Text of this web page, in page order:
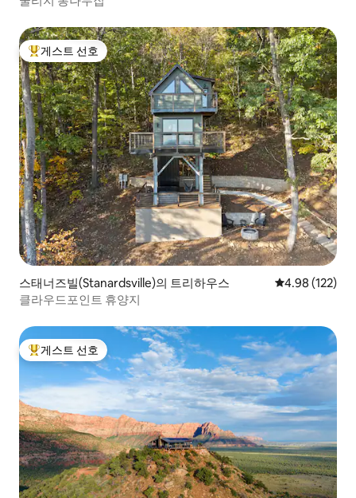
상위 게스트 선호
게스트 선호
스태너즈빌(Stanardsville)의 트리하우스 평점 4.98점(5
4.98 (122)
클라우드포인트 휴양지
상위 게스트 선호
게스트 선호